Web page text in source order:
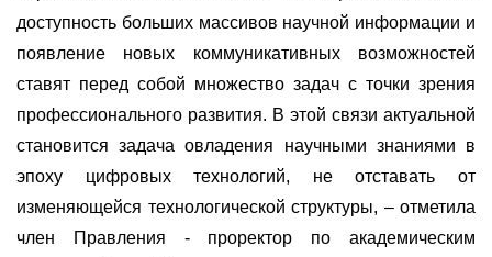
доступность больших массивов научной информации и
появление новых коммуникативных возможностей
ставят перед собой множество задач с точки зрения
профессионального развития. В этой связи актуальной
становится задача овладения научными знаниями в
эпоху цифровых технологий, не отставать от
изменяющейся технологической структуры, – отметила
член Правления - проректор по академическим